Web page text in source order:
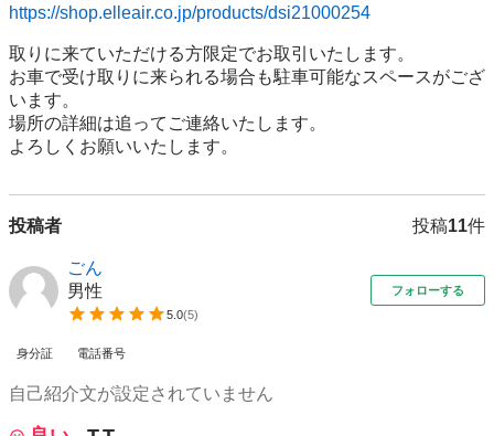
https://shop.elleair.co.jp/products/dsi21000254
取りに来ていただける方限定でお取引いたします。
お車で受け取りに来られる場合も駐車可能なスペースがござ
います。
場所の詳細は追ってご連絡いたします。
よろしくお願いいたします。
投稿者 投稿11件
ごん
男性
5.0(5)
フォローする
身分証 電話番号
自己紹介文が設定されていません